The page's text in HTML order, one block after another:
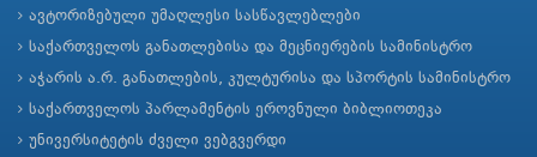
ავტორიზებული უმაღლესი სასწავლებლები
საქართველოს განათლებისა და მეცნიერების სამინისტრო
აჭარის ა.რ. განათლების, კულტურისა და სპორტის სამინისტრო
საქართველოს პარლამენტის ეროვნული ბიბლიოთეკა
უნივერსიტეტის ძველი ვებგვერდი